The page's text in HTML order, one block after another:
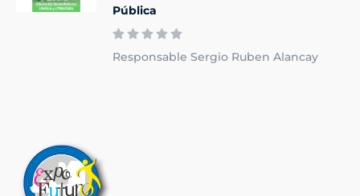
Pública
Responsable Sergio Ruben Alancay